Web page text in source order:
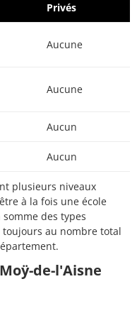
Privés
Aucune
Aucune
Aucun
Aucun
plusieurs niveaux
à la fois une école
des types
au nombre total
de-l'Aisne